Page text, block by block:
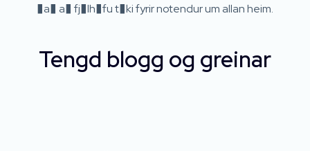
�a� a� fj�lh�fu t�ki fyrir notendur um allan heim.
Tengd blogg og greinar